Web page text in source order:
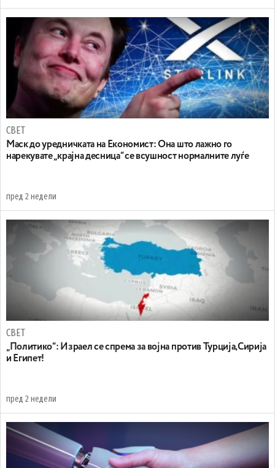
СВЕТ
Маск до уредничката на Економист: Она што лажно го
нарекувате „крајна десница“ се всушност нормалните луѓе
пред 2 недели
СВЕТ
„Политико“: Израел се спрема за војна против Турција,Сирија
и Египет!
пред 2 недели